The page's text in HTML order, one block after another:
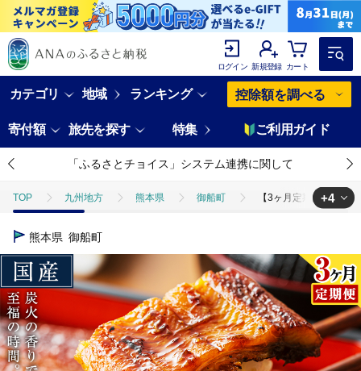
ログイン 新規登録 カート
カテゴリ 地域 ランキング 控除額を調べる
寄付額 旅先を探す 特集 ご利用ガイド
「ふるさとチョイス」システム連携に関して
TOP 九州地方 熊本県 御船町 【3ヶ月定期便】鰻
TOP
TOP 魚介類 うなぎ 【3ヶ月定期便】鰻 鰻 国産 国産 うな
TOP 定期便 【3ヶ月定期便】鰻 鰻 国産 国産 うなぎ 国産 鰻 特上
TOP 定期便 魚(定期便) 【3ヶ月定期便】鰻 鰻 国産 国産 う
+4
熊本県 御船町